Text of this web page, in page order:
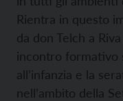
Rientra in questo
da don Telch a
incontro formativo
all’infanzia e la
nell’ambito della